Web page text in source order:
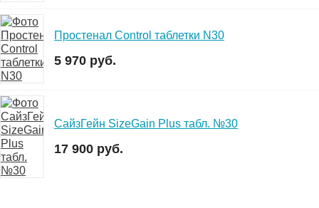
Простенал Control таблетки N30
5 970 руб.
СайзГейн SizeGain Plus табл. №30
17 900 руб.